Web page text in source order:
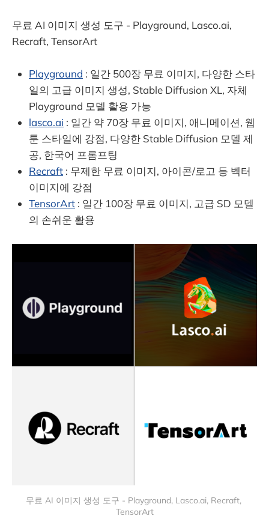
무료 AI 이미지 생성 도구 - Playground, Lasco.ai,
Recraft, TensorArt
Playground : 일간 500장 무료 이미지, 다양한 스타
일의 고급 이미지 생성, Stable Diffusion XL, 자체
Playground 모델 활용 가능
lasco.ai : 일간 약 70장 무료 이미지, 애니메이션, 웹
툰 스타일에 강점, 다양한 Stable Diffusion 모델 제
공, 한국어 프롬프팅
Recraft : 무제한 무료 이미지, 아이콘/로고 등 벡터
이미지에 강점
TensorArt : 일간 100장 무료 이미지, 고급 SD 모델
의 손쉬운 활용
무료 AI 이미지 생성 도구 - Playground, Lasco.ai, Recraft,
TensorArt